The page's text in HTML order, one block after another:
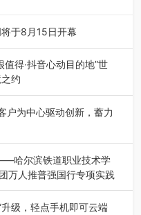
于8月15日开幕
文化周媒体通气会在世
得·抖音心动目的地”世
约
得”暨抖音“心动目的
户为中心驱动创新，蓄力
客户共创，赋能西南市
哈尔滨铁道职业技术学
万人推普强国行专项实践
行”大学生暑期社会实
级，轻点手机即可云端